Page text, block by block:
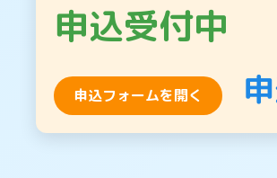
申込受付中
申込フォームを開く